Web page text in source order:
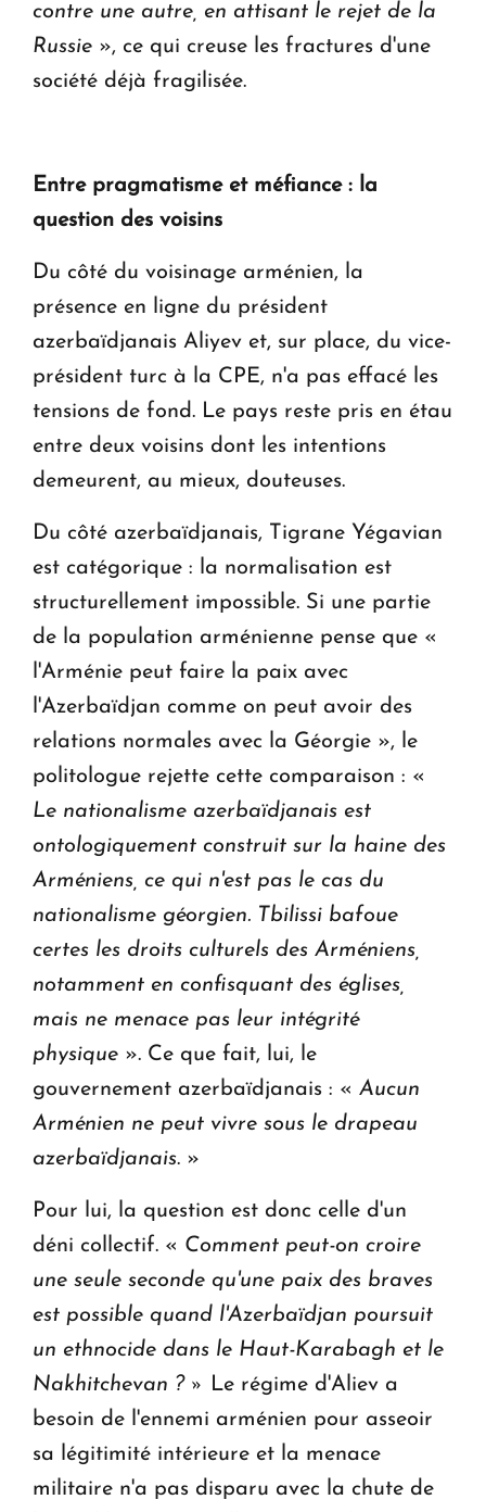
contre une autre, en attisant le rejet de la
Russie », ce qui creuse les fractures d'une
société déjà fragilisée.
Entre pragmatisme et méfiance : la
question des voisins
Du côté du voisinage arménien, la
présence en ligne du président
azerbaïdjanais Aliyev et, sur place, du vice-
président turc à la CPE, n'a pas effacé les
tensions de fond. Le pays reste pris en étau
entre deux voisins dont les intentions
demeurent, au mieux, douteuses.
Du côté azerbaïdjanais, Tigrane Yégavian
est catégorique : la normalisation est
structurellement impossible. Si une partie
de la population arménienne pense que «
l'Arménie peut faire la paix avec
l'Azerbaïdjan comme on peut avoir des
relations normales avec la Géorgie », le
politologue rejette cette comparaison : «
Le nationalisme azerbaïdjanais est
ontologiquement construit sur la haine des
Arméniens, ce qui n'est pas le cas du
nationalisme géorgien. Tbilissi bafoue
certes les droits culturels des Arméniens,
notamment en confisquant des églises,
mais ne menace pas leur intégrité
physique ». Ce que fait, lui, le
gouvernement azerbaïdjanais : « Aucun
Arménien ne peut vivre sous le drapeau
azerbaïdjanais. »
Pour lui, la question est donc celle d'un
déni collectif. « Comment peut-on croire
une seule seconde qu'une paix des braves
est possible quand l'Azerbaïdjan poursuit
un ethnocide dans le Haut-Karabagh et le
Nakhitchevan ? » Le régime d'Aliev a
besoin de l'ennemi arménien pour asseoir
sa légitimité intérieure et la menace
militaire n'a pas disparu avec la chute de